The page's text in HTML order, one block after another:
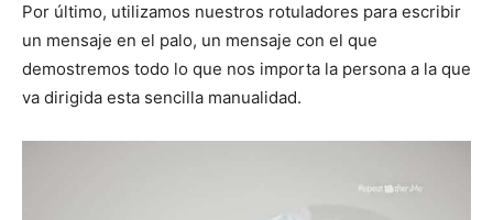
Por último, utilizamos nuestros rotuladores para escribir
un mensaje en el palo, un mensaje con el que
demostremos todo lo que nos importa la persona a la que
va dirigida esta sencilla manualidad.